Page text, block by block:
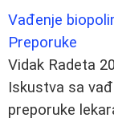
Vađenje
Preporuke
Vidak Radeta
Iskustva sa
preporuke